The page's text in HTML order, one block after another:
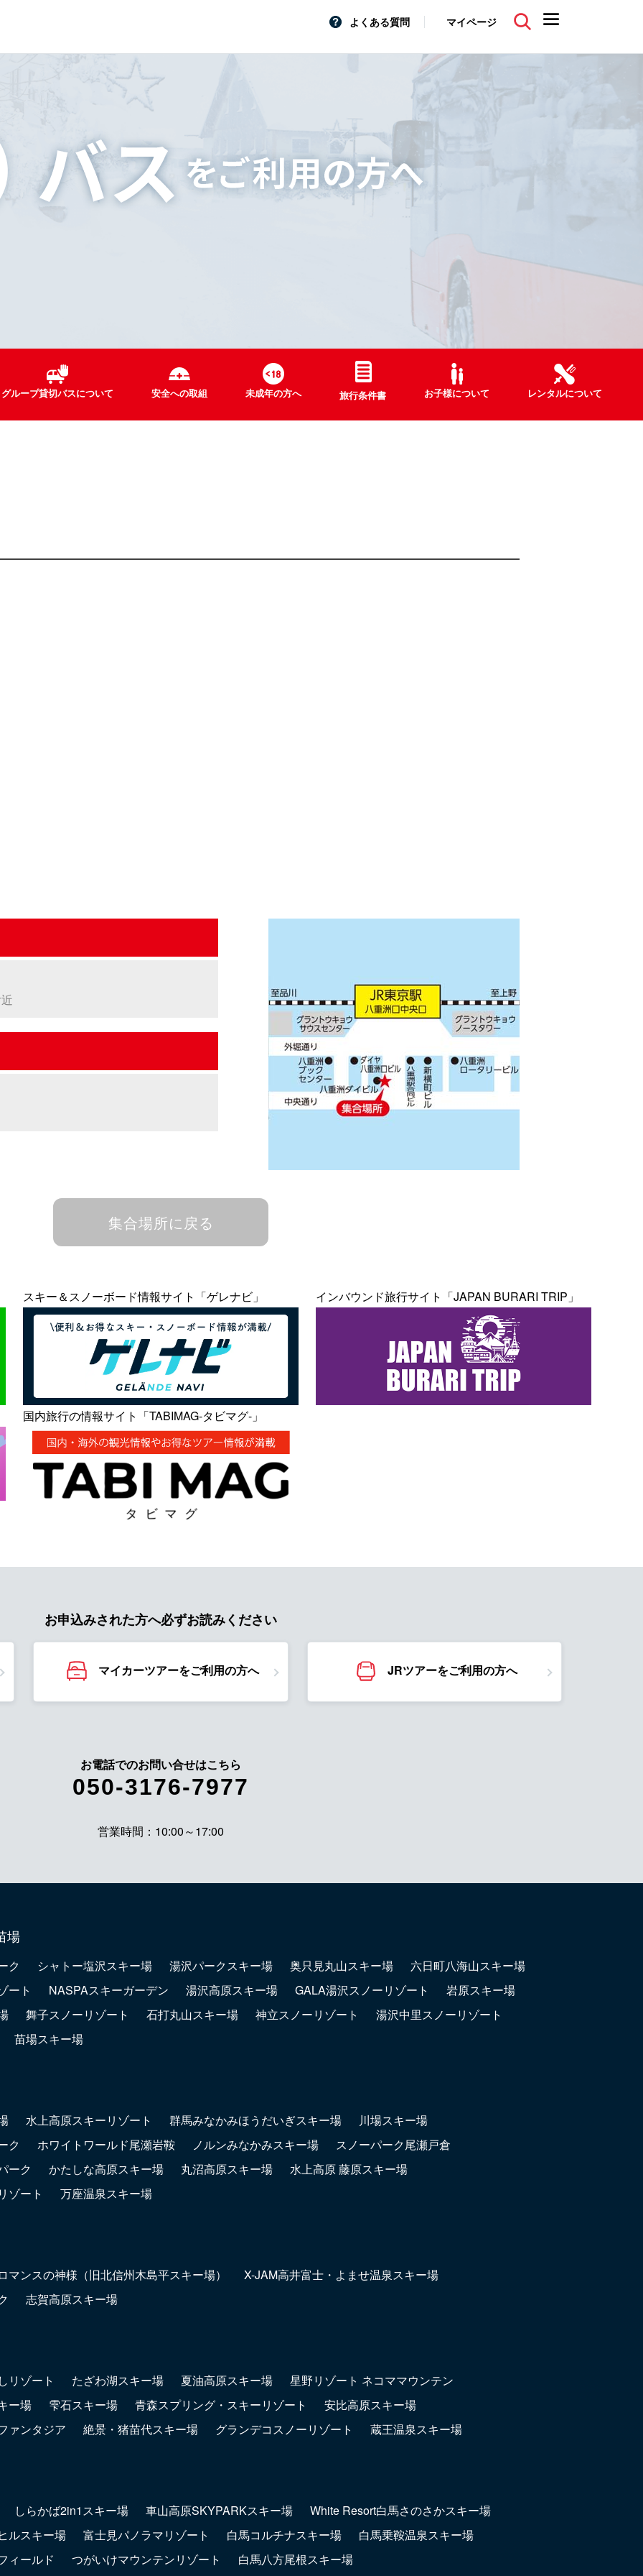
よくある質問 マイページ
グループ貸切バスについて 安全への取組 未成年の方へ 旅行条件書 お子様について レンタルについて
集合場所に戻る
スキー＆スノーボード情報サイト「ゲレナビ」 インバウンド旅行サイト「JAPAN BURARI TRIP」
国内旅行の情報サイト「TABIMAG-タビマグ-」
お申込みされた方へ必ずお読みください
マイカーツアーをご利用の方へ JRツアーをご利用の方へ
お電話でのお問い合せはこちら
050-3176-7977
営業時間：10:00～17:00
場
ク シャトー塩沢スキー場 湯沢パークスキー場 奥只見丸山スキー場
六日町八海山スキー場
ート
NASPAスキーガーデン 湯沢高原スキー場 GALA湯沢スノーリゾート
岩原スキー場
舞子スノーリゾート 石打丸山スキー場 神立スノーリゾート
湯沢中里スノーリゾート
苗場スキー場
水上高原スキーリゾート 群馬みなかみほうだいぎスキー場
川場スキー場
ク
ホワイトワールド尾瀬岩鞍 ノルンみなかみスキー場
スノーパーク尾瀬戸倉
ーク
かたしな高原スキー場 丸沼高原スキー場
水上高原 藤原スキー場
ゾート
万座温泉スキー場
マンスの神様（旧北信州木島平スキー場）
X-JAM高井富士・よませ温泉スキー場
志賀高原スキー場
リゾート たざわ湖スキー場 夏油高原スキー場
星野リゾート ネコママウンテン
ー場
雫石スキー場 青森スプリング・スキーリゾート
安比高原スキー場
ァンタジア
絶景・猪苗代スキー場 グランデコスノーリゾート 蔵王温泉スキー場
しらかば2in1スキー場 車山高原SKYPARKスキー場
White Resort白馬さのさかスキー場
ルスキー場
富士見パノラマリゾート 白馬コルチナスキー場
白馬乗鞍温泉スキー場
ィールド
つがいけマウンテンリゾート
白馬八方尾根スキー場